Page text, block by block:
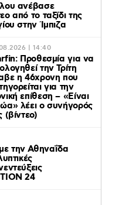
ανέβασε
από το ταξίδι της
στην Ίμπιζα
| 14:40
Προθεσμία για να
την Τρίτη
η 46χρονη που
για την
επίθεση – «Είναι
λέει ο συνήγορός
(βίντεο)
την Αθηναΐδα
24